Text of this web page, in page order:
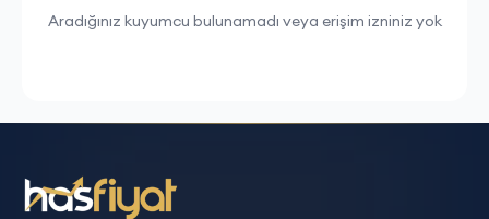
Aradığınız kuyumcu bulunamadı veya erişim izniniz yok